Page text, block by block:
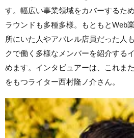
す。幅広い事業領域をカバーするた
ラウンドも多種多様。もともとWeb
所にいた人やアパレル店員だった人
クで働く多様なメンバーを紹介する
めます。インタビュアーは、これま
をもつライター西村隆ノ介さん。